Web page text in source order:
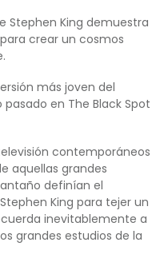
Stephen King demuestra
crear un cosmos
más joven del
en The Black Spot
contemporáneos
aquellas grandes
definían el
King para tejer un
inevitablemente a
grandes estudios de la